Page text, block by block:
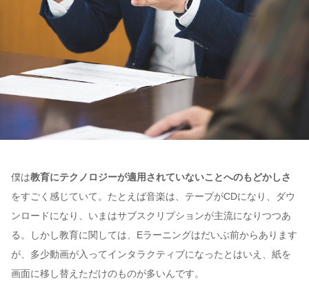
僕は教育にテクノロジーが適用されていないことへのもどかしさ
をすごく感じていて。たとえば音楽は、テープがCDになり、ダウ
ンロードになり、いまはサブスクリプションが主流になりつつあ
る。しかし教育に関しては、Eラーニングはだいぶ前からあります
が、多少動画が入ってインタラクティブになったとはいえ、紙を
画面に移し替えただけのものが多いんです。